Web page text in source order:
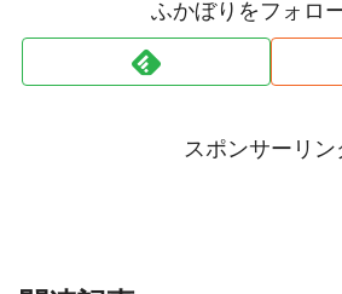
ふかぼりをフォロ
スポンサーリン